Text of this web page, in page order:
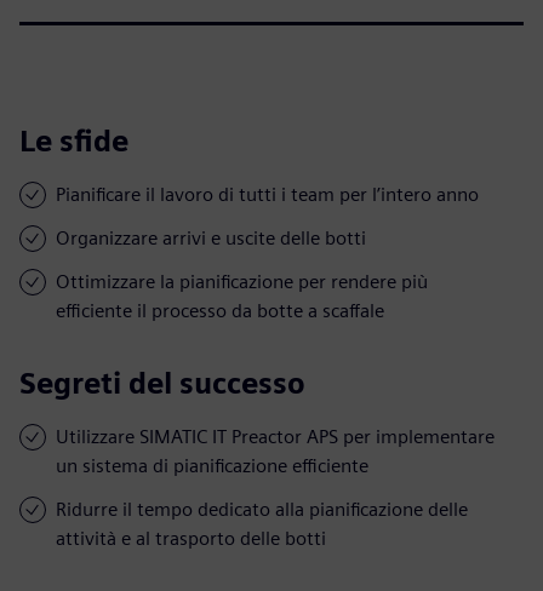
Le sfide
Pianificare il lavoro di tutti i team per l’intero anno
Organizzare arrivi e uscite delle botti
Ottimizzare la pianificazione per rendere più
efficiente il processo da botte a scaffale
Segreti del successo
Utilizzare SIMATIC IT Preactor APS per implementare
un sistema di pianificazione efficiente
Ridurre il tempo dedicato alla pianificazione delle
attività e al trasporto delle botti